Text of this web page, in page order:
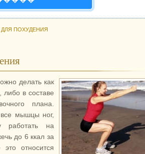
ПОХУДЕНИЯ
делать как
либо в составе
плана.
все мышцы ног,
работать на
до 6 ккал за
относится